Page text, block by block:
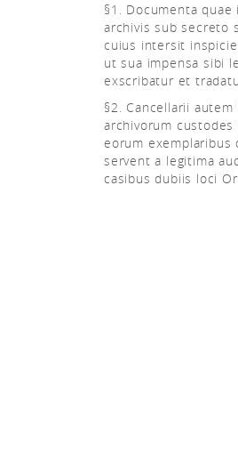
§1. Documenta
archivis sub secreto
cuius intersit
ut sua impensa sibi
exscribatur et
§2. Cancellarii
archivorum
eorum exemplaribus
servent a legitima
casibus dubiis loci